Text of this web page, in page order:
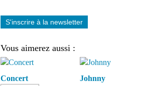
S'inscrire à la newsletter
Vous aimerez aussi :
Concert Johnny